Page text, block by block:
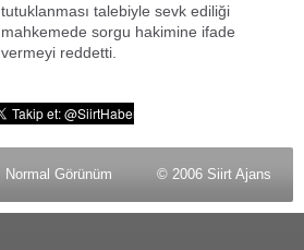
tutuklanması talebiyle sevk ediliği
mahkemede sorgu hakimine ifade
vermeyi reddetti.
Normal Görünüm © 2006 Siirt Ajans